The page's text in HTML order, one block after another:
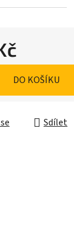
DO KOŠÍKU
Sdílet